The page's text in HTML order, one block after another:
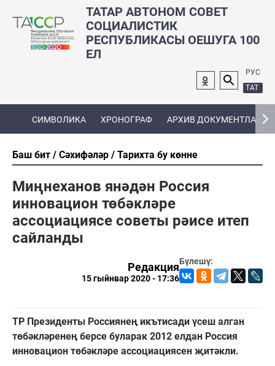
ТАТАР АВТОНОМ СОВЕТ
СОЦИАЛИСТИК
РЕСПУБЛИКАСЫ ОЕШУГА 100
ЕЛ
РУС
ТАТ
СИМВОЛИКА ХРОНОГРАФ АРХИВ ДОКУМЕНТЛАРЫ
Баш бит Сәхифәләр Тарихта бу көнне
Миңнеханов янәдән Россия
инновацион төбәкләре
ассоциациясе советы рәисе итеп
сайланды
Бүлешү:
Редакция
15 гыйнвар 2020 - 17:36
ТР Президенты Россиянең икътисади үсеш алган
төбәкләренең берсе буларак 2012 елдан Россия
инновацион төбәкләре ассоциациясен җитәкли.